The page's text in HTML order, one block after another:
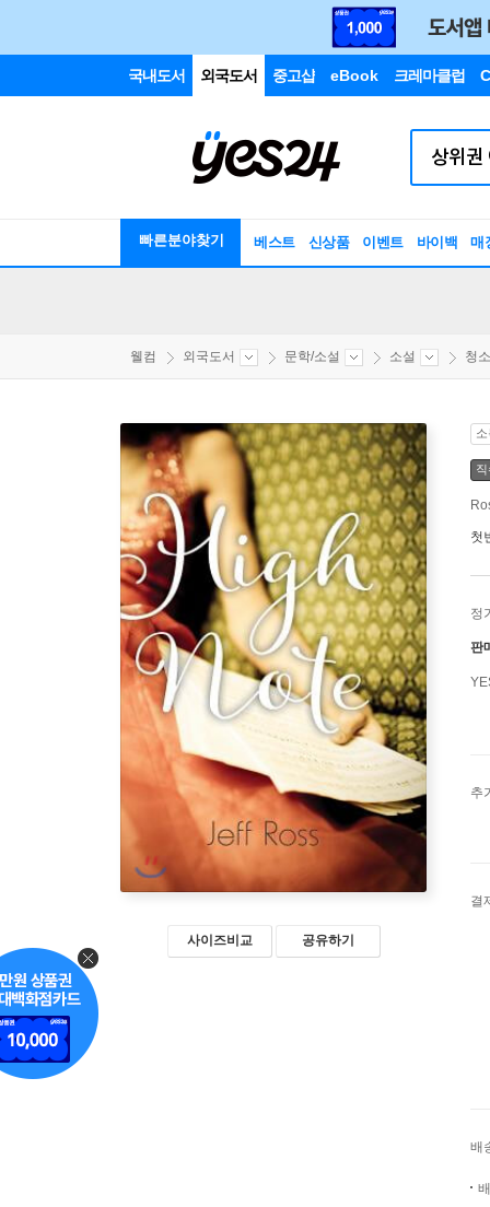
국내도서 외국도서 중고샵 eBook 크레마클럽
빠른분야찾기 베스트 신상품 이벤트 바이백 매
웰컴 외국도서 문학/소설 소설 청
사이즈비교 공유하기
첫
정
판
추
결
배